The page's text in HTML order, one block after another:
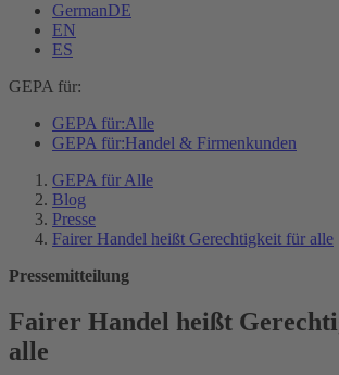
GermanDE
EN
ES
GEPA für:
GEPA für:Alle
GEPA für:Handel & Firmenkunden
GEPA für Alle
Blog
Presse
Fairer Handel heißt Gerechtigkeit für alle
Pressemitteilung
Fairer Handel heißt
alle